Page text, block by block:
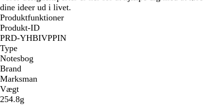
dine ideer ud i livet.
Produktfunktioner
Produkt-ID
PRD-YHBIVPPIN
Type
Notesbog
Brand
Marksman
Vægt
254.8g